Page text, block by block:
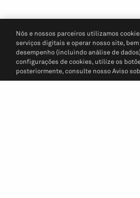
Nós e nossos parceiros utilizamos
serviços digitais e operar nosso site,
desempenho (incluindo análise de
configurações de cookies, utilize os
posteriormente, consulte nosso Aviso